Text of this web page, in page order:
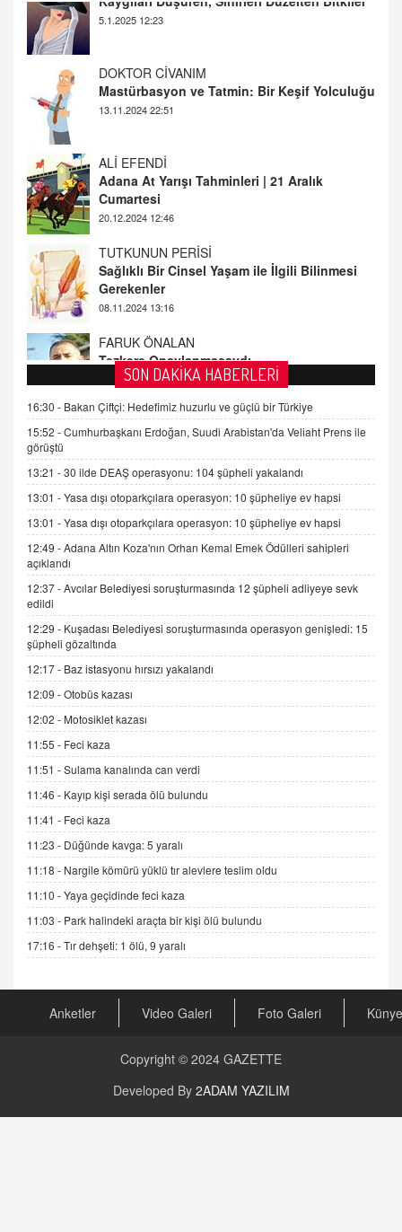
DOKTOR CİVANIM
Mastürbasyon ve Tatmin: Bir Keşif Yolculuğu
ALİ EFENDİ
Adana At Yarışı Tahminleri | 21 Aralık
20.12.2024 12:46
TUTKUNUN PERİSİ
Sağlıklı Bir Cinsel Yaşam ile İlgili Bilinmesi
Gerekenler
08.11.2024 13:16
FARUK ÖNALAN
Tezkere Onaylanmasaydı…
AV. DOĞAN CAN DOĞAN
Kişisel verilerin korunması ve dijital hukukun
gelişimi
15.09.2025 16:17
SEHER EREK
Kış Ayları Geldi, Hangi Önlemler Alınmalı?
9.12.2025 10:11
İNCİ GÜL AKÖL
06.07.2026 13:00
ADEM AKÖL
Esed Destekçilerinin Yüzüne Vurulan Şamar:
Sednaya
11.12.2024 12:30
DR. EKREM ASLAN
Gerçek Ne, Algı Ne? "Beraber Yürüyoruz"
Cümlesinin Peşinden
19.07.2025 12:45
GÖNÜL MENEKŞE
Şifacının Yolu
04.11.2025 12:56
AV. RÜMEYSA ÖZKALE
Kira Uyuşmazlıklarında Dava Açmadan Önce
Arabulucuya Başvuru Şartı
CAN UĞURATEŞ
Değişen yapısıyla Suriye
GÜNLÜK BURÇ YORUMU
SON DAKİKA HABERLERİ
16:30 - Bakan Çiftçi: Hedefimiz huzurlu ve güçlü bir Türkiye
15:52 -Cumhurbaşkanı Erdoğan, Suudi Arabistan'da Veliaht Prens ile
görüştü
13:21 -30 ilde DEAŞ operasyonu: 104 şüpheli yakalandı
13:01 -Yasa dışı otoparkçılara operasyon: 10 şüpheliye ev hapsi
13:01 -Yasa dışı otoparkçılara operasyon: 10 şüpheliye ev hapsi
12:49 -Adana Altın Koza'nın Orhan Kemal Emek Ödülleri sahipleri
açıklandı
12:37 -Avcılar Belediyesi soruşturmasında 12 şüpheli adliyeye sevk
edildi
12:29 - Kuşadası Belediyesi soruşturmasında operasyon genişledi: 15
şüpheli gözaltında
12:17 - Baz istasyonu hırsızı yakalandı
12:09 -Otobüs kazası
12:02 - Motosiklet kazası
11:55 - Feci kaza
11:51 -Sulama kanalında can verdi
11:46 - Kayıp kişi serada ölü bulundu
11:41 - Feci kaza
11:23 - Düğünde kavga: 5 yaralı
11:18 - Nargile kömürü yüklü tır alevlere teslim oldu
11:10 -Yaya geçidinde feci kaza
11:03 - Park halindeki araçta bir kişi ölü bulundu
17:16 -Tır dehşeti: 1 ölü, 9 yaralı
Anketler Video Galeri Foto Galeri Künye
Copyright © 2024 GAZETTE
Developed By 2ADAM YAZILIM